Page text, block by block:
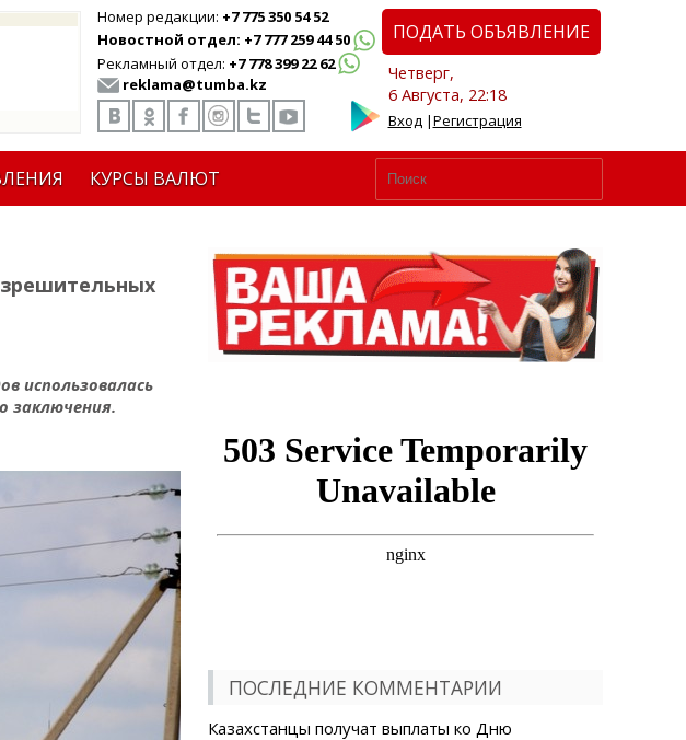
Номер редакции: +7 775 350 54 52
Новостной отдел: +7 777 259 44 50
Рекламный отдел: +7 778 399 22 62
reklama@tumba.kz
ПОДАТЬ ОБЪЯВЛЕНИЕ
Четверг,
6 Августа, 22:18
Вход|Регистрация
КУРСЫ ВАЛЮТ
использовалась
заключения.
ПОСЛЕДНИЕ КОММЕНТАРИИ
Казахстанцы получат выплаты ко Дню